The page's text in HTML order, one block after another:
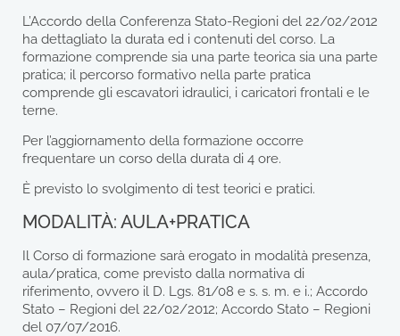
L’Accordo della Conferenza Stato-Regioni del 22/02/2012
ha dettagliato la durata ed i contenuti del corso. La
formazione comprende sia una parte teorica sia una parte
pratica; il percorso formativo nella parte pratica
comprende gli escavatori idraulici, i caricatori frontali e le
terne.
Per l’aggiornamento della formazione occorre
frequentare un corso della durata di 4 ore.
È previsto lo svolgimento di test teorici e pratici.
MODALITÀ: AULA+PRATICA
Il Corso di formazione sarà erogato in modalità presenza,
aula/pratica, come previsto dalla normativa di
riferimento, ovvero il D. Lgs. 81/08 e s. s. m. e i.; Accordo
Stato – Regioni del 22/02/2012; Accordo Stato – Regioni
del 07/07/2016.